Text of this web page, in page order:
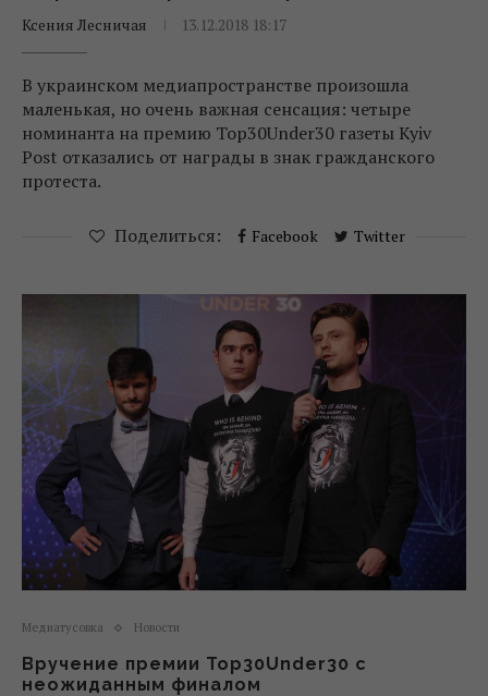
Ксения Лесничая
13.12.2018 18:17
В украинском медиапространстве произошла
маленькая, но очень важная сенсация: четыре
номинанта на премию Top30Under30 газеты Kyiv
Post отказались от награды в знак гражданского
протеста.
Поделиться: Facebook Twitter
Медиатусовка Новости
Вручение премии Top30Under30 с
неожиданным финалом